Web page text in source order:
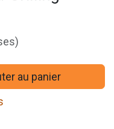
au panier